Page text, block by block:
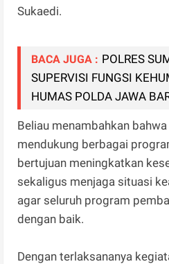
Sukaedi.
BACA JUGA : POLRES
SUPERVISI FUNGSI
HUMAS POLDA JAWA
Beliau menambahkan
mendukung berbagai
bertujuan meningkatkan
sekaligus menjaga situasi
agar seluruh program
dengan baik.
Dengan terlaksananya